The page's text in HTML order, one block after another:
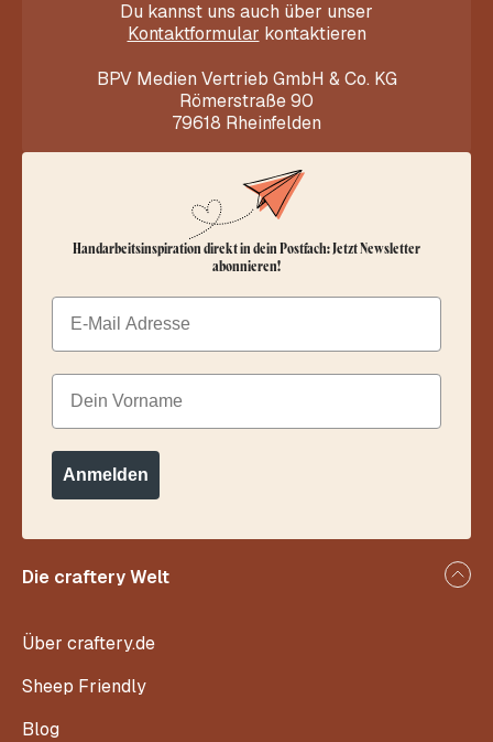
Du kannst uns auch über unser
Kontaktformular kontaktieren
BPV Medien Vertrieb GmbH & Co. KG
Römerstraße 90
79618 Rheinfelden
Die craftery Welt
Über craftery.de
Sheep Friendly
Blog
Handarbeitsinspiration direkt in dein Postfach: Jetzt Newsletter
abonnieren!
Email
Dein Vorname
Anmelden